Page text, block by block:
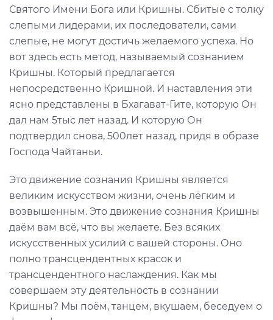
Святого Имени Бога или Кришны. Сбитые с толку
слепыми лидерами, их последователи, сами
слепые, не могут достичь желаемого успеха. Но
вот здесь есть метод, называемый сознанием
Кришны. Который предлагается
непосредственно Кришной. И наставления эти
ясно представлены в Бхагават-Гите, которую Он
дал нам 5тыс лет назад. И которую Он
подтвердил снова, 500лет назад, придя в образе
Господа Чайтаньи.
Это движение сознания Кришны является
великим искусством жизни, очень лёгким и
возвышенным. Это движение сознания Кришны
даём вам всё, что вы желаете. Без всяких
искусственных усилий с вашей стороны. Оно
полно трансцендентных красок и
трансцендентного наслаждения. Как мы
совершаем эту деятельность в сознании
Кришны? Мы поём, танцем, вкушаем, беседуем о